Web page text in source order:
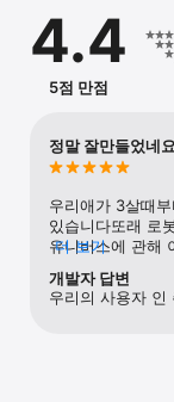
친절한 목소리의 성
다음을 보실 수 있습
- 태양, 달, 태양계
- 가장 밝은 700개의
- 국제우주정거장(ISS)
- 블랙홀(백조자리
국제우주정거장이
북쪽을 찾는 방법,
알려주는 만화를 보
4.4
5점 만점
정말 잘만들었네요
우리애가 3살때
있습니다또래 로
유니버스에 관해
머릿속에 갈지 의
가끔가다 하나씩
더 보기
개발자 답변
우리의 사용자 인